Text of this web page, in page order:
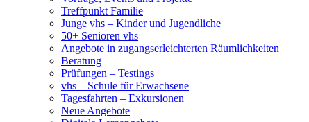
Treffpunkt Familie
Junge vhs – Kinder und Jugendliche
50+ Senioren vhs
Angebote in zugangserleichterten Räumlichkeiten
Beratung
Prüfungen – Testings
vhs – Schule für Erwachsene
Tagesfahrten – Exkursionen
Neue Angebote